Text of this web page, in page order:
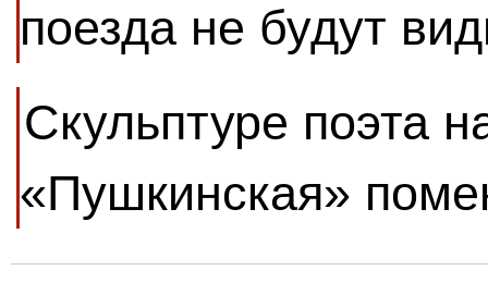
поезда не будут
Скульптуре поэта
«Пушкинская»